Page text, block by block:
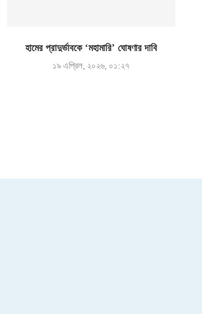
হামের প্রাদুর্ভাবকে ‘মহামারি’ ঘোষণার দাবি
১৯ এপ্রিল, ২০২৬, ০১:২৭